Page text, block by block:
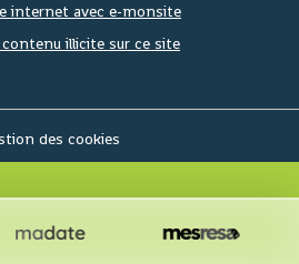
internet avec e-monsite
illicite sur ce site
des cookies